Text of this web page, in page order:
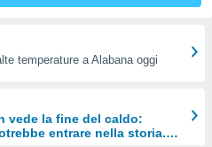
temperature a Alabana oggi
vede la fine del caldo:
entrare nella storia.